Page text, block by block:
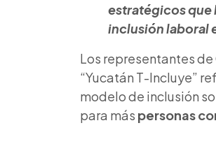
estratégicos que
inclusión laboral
Los representantes
“Yucatán T-Incluye”
modelo de inclusión
para más personas